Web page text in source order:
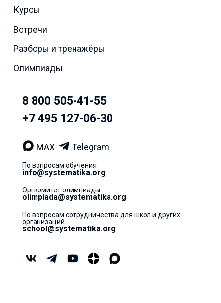
Курсы
Встречи
Разборы и тренажёры
Олимпиады
8 800 505-41-55
+7 495 127-06-30
MAX Telegram
По вопросам обучения
info@systematika.org
Оргкомитет олимпиады
olimpiada@systematika.org
По вопросам сотрудничества для школ и других
организаций
school@systematika.org